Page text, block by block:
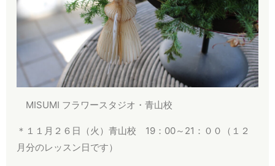
MISUMI フラワースタジオ・青山校
＊１１月２６日（火）青山校 19：00～21：００（１２
月分のレッスン日です）